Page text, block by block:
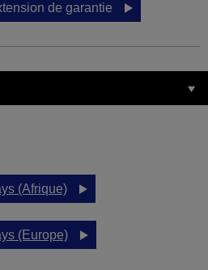
de garantie
(Afrique)
(Europe)